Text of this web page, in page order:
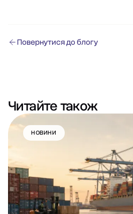
Повернутися до блогу
Читайте також
НОВИНИ